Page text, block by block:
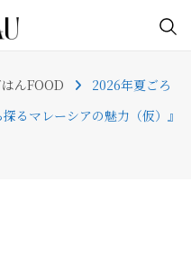
はんFOOD
2026年夏ごろ
るマレーシアの魅力（仮）』